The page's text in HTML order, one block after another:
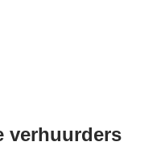
verhuurders